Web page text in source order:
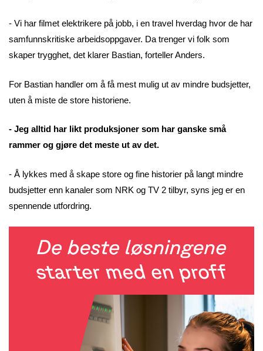
- Vi har filmet elektrikere på jobb, i en travel hverdag hvor de har
samfunnskritiske arbeidsoppgaver. Da trenger vi folk som
skaper trygghet, det klarer Bastian, forteller Anders.
For Bastian handler om å få mest mulig ut av mindre budsjetter,
uten å miste de store historiene.
- Jeg alltid har likt produksjoner som har ganske små
rammer og gjøre det meste ut av det.
- Å lykkes med å skape store og fine historier på langt mindre
budsjetter enn kanaler som NRK og TV 2 tilbyr, syns jeg er en
spennende utfordring.